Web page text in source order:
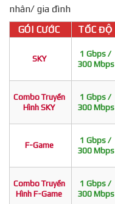
nhân/ gia đình
GÓI CƯỚC TỐC ĐỘ
SKY
1 Gbps /
300 Mbps
Combo Truyền
Hình SKY
1 Gbps /
300 Mbps
F-Game
1 Gbps /
300 Mbps
Combo Truyền
Hình F-Game
1 Gbps /
300 Mbps